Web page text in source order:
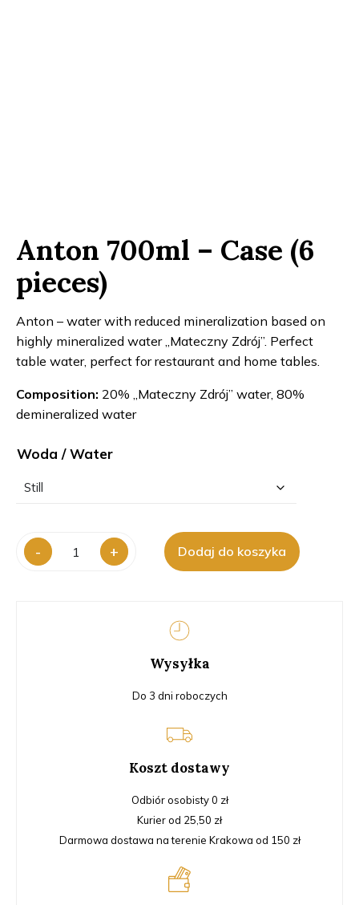
Anton 700ml – Case (6
pieces)
Anton – water with reduced mineralization based on
highly mineralized water „Mateczny Zdrój”. Perfect
table water, perfect for restaurant and home tables.
Composition: 20% „Mateczny Zdrój” water, 80%
demineralized water
Woda / Water
-
ilość
Anton
+ Dodaj do koszyka
Wysyłka
Do 3 dni roboczych
Koszt dostawy
Odbiór osobisty 0 zł
Kurier od 25,50 zł
Darmowa dostawa na terenie Krakowa od 150 zł